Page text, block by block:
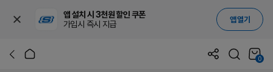
앱 설치 시 3천원 할인 쿠폰
가입시 즉시 지급
앱 열기
0